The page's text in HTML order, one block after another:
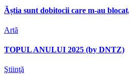
Ăștia sunt dobitocii care m-au
Artă
TOPUL ANULUI 2025 (by DNTZ)
Ştiinţă